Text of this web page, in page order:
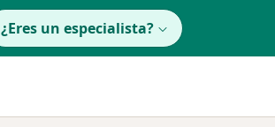
¿Eres un especialista?